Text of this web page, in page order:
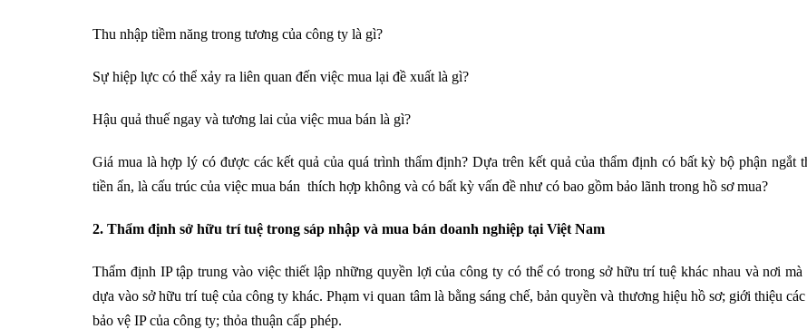
Thu nhập tiềm năng trong tương của công ty là gì?
Sự hiệp lực có thể xảy ra liên quan đến việc mua lại đề xuất là gì?
Hậu quả thuế ngay và tương lai của việc mua bán là gì?
Giá mua là hợp lý có được các kết quả của quá trình thẩm định? Dựa trên kết quả của thẩm định có bất kỳ bộ phận ngắt
tiền ẩn, là cấu trúc của việc mua bán thích hợp không và có bất kỳ vấn đề như có bao gồm bảo lãnh trong hồ sơ mua?
2. Thẩm định sở hữu trí tuệ trong sáp nhập và mua bán doanh nghiệp tại Việt Nam
Thẩm định IP tập trung vào việc thiết lập những quyền lợi của công ty có thể có trong sở hữu trí tuệ khác nhau và nơi mà
dựa vào sở hữu trí tuệ của công ty khác. Phạm vi quan tâm là bằng sáng chế, bản quyền và thương hiệu hồ sơ; giới thiệu
bảo vệ IP của công ty; thỏa thuận cấp phép.